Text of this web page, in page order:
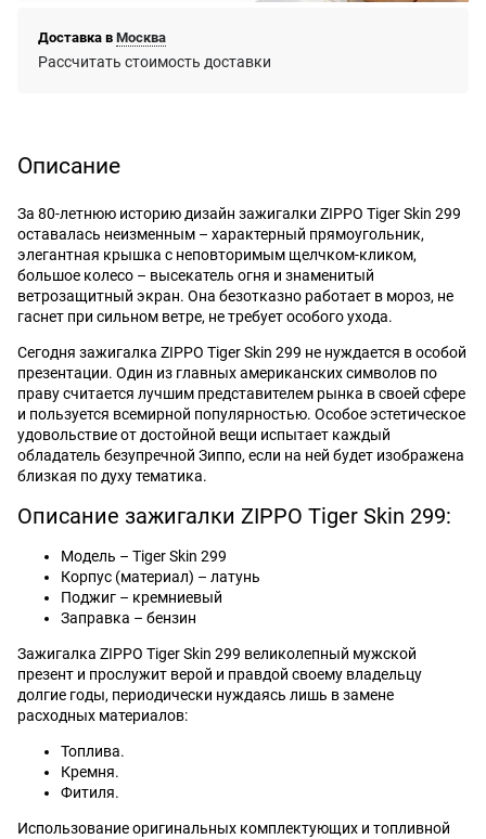
Доставка в Москва
Рассчитать стоимость доставки
Описание
За 80-летнюю историю дизайн зажигалки ZIPPO Tiger Skin 299
оставалась неизменным – характерный прямоугольник,
элегантная крышка с неповторимым щелчком-кликом,
большое колесо – высекатель огня и знаменитый
ветрозащитный экран. Она безотказно работает в мороз, не
гаснет при сильном ветре, не требует особого ухода.
Сегодня зажигалка ZIPPO Tiger Skin 299 не нуждается в особой
презентации. Один из главных американских символов по
праву считается лучшим представителем рынка в своей сфере
и пользуется всемирной популярностью. Особое эстетическое
удовольствие от достойной вещи испытает каждый
обладатель безупречной Зиппо, если на ней будет изображена
близкая по духу тематика.
Описание зажигалки ZIPPO Tiger Skin 299:
Модель – Tiger Skin 299
Корпус (материал) – латунь
Поджиг – кремниевый
Заправка – бензин
Зажигалка ZIPPO Tiger Skin 299 великолепный мужской
презент и прослужит верой и правдой своему владельцу
долгие годы, периодически нуждаясь лишь в замене
расходных материалов:
Топлива.
Кремня.
Фитиля.
Использование оригинальных комплектующих и топливной